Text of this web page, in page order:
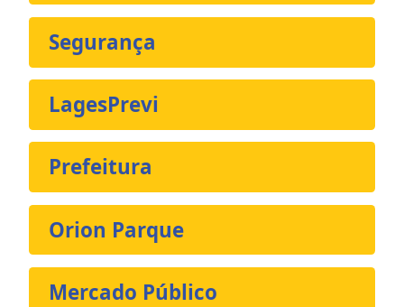
Segurança
LagesPrevi
Prefeitura
Orion Parque
Mercado Público